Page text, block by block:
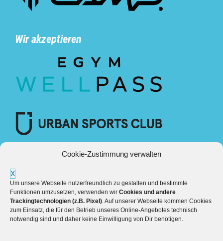
Cookie-Zustimmung verwalten
X
Um unsere Webseite nutzerfreundlich zu gestalten und bestimmte
Funktionen umzusetzen, verwenden wir Cookies und andere
Trackingtechnologien (z.B. Pixel). Auf unserer Webseite kommen Cookies
zum Einsatz, die für den Betrieb unseres Online-Angebotes technisch
notwendig sind und daher keine Einwilligung von Dir benötigen.
Wir akzeptieren